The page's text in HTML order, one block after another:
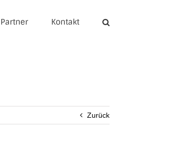
Partner Kontakt
Zurück